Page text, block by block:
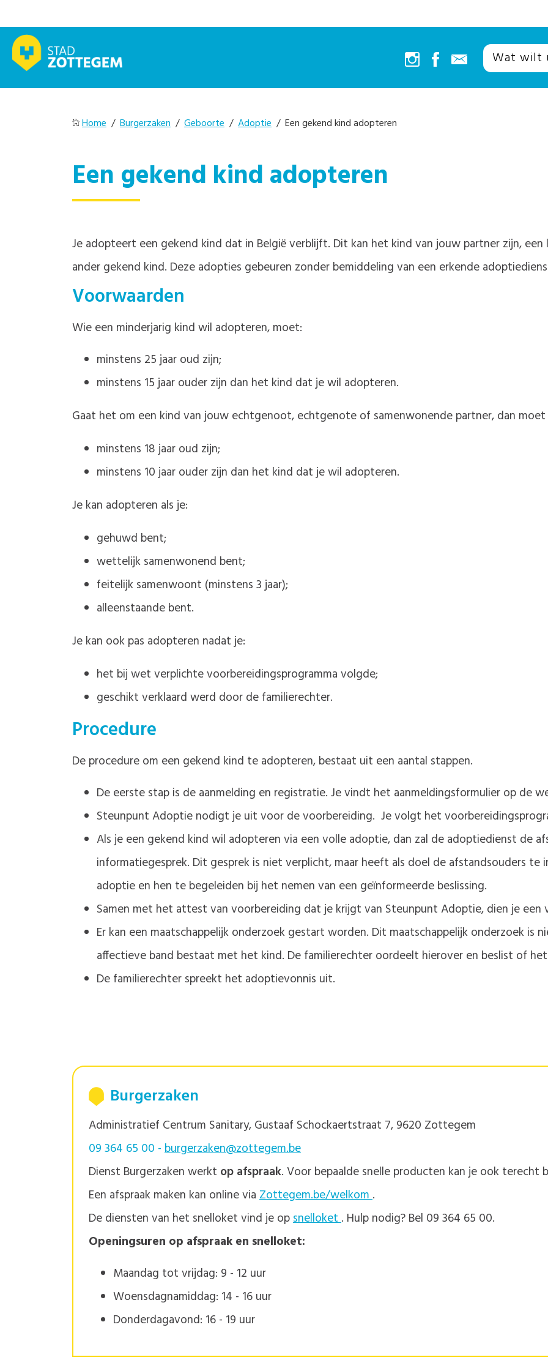
Home / Burgerzaken / Geboorte / Adoptie / Een gekend kind adopteren
Een gekend kind adopteren
Je adopteert een gekend kind dat in België verblijft. Dit kan het kind van jouw partner zijn,
ander gekend kind. Deze adopties gebeuren zonder bemiddeling van een erkende
Voorwaarden
Wie een minderjarig kind wil adopteren, moet:
minstens 25 jaar oud zijn;
minstens 15 jaar ouder zijn dan het kind dat je wil adopteren.
Gaat het om een kind van jouw echtgenoot, echtgenote of samenwonende partner, dan moet
minstens 18 jaar oud zijn;
minstens 10 jaar ouder zijn dan het kind dat je wil adopteren.
Je kan adopteren als je:
gehuwd bent;
wettelijk samenwonend bent;
feitelijk samenwoont (minstens 3 jaar);
alleenstaande bent.
Je kan ook pas adopteren nadat je:
het bij wet verplichte voorbereidingsprogramma volgde;
geschikt verklaard werd door de familierechter.
Procedure
De procedure om een gekend kind te adopteren, bestaat uit een aantal stappen.
De eerste stap is de aanmelding en registratie. Je vindt het aanmeldingsformulier op de
Steunpunt Adoptie nodigt je uit voor de voorbereiding. Je volgt het
Als je een gekend kind wil adopteren via een volle adoptie, dan zal de adoptiedienst de
informatiegesprek. Dit gesprek is niet verplicht, maar heeft als doel de afstandsouders
adoptie en hen te begeleiden bij het nemen van een geïnformeerde beslissing.
Samen met het attest van voorbereiding dat je krijgt van Steunpunt Adoptie, dien je een
Er kan een maatschappelijk onderzoek gestart worden. Dit maatschappelijk onderzoek is
affectieve band bestaat met het kind. De familierechter oordeelt hierover en beslist of
De familierechter spreekt het adoptievonnis uit.
Burgerzaken
Administratief Centrum Sanitary, Gustaaf Schockaertstraat 7, 9620 Zottegem
09 364 65 00 - burgerzaken@zottegem.be
Dienst Burgerzaken werkt op afspraak. Voor bepaalde snelle producten kan je ook terecht
Een afspraak maken kan online via Zottegem.be/welkom.
De diensten van het snelloket vind je opsnelloket. Hulp nodig? Bel 09 364 65 00.
Openingsuren op afspraak en snelloket:
Maandag tot vrijdag: 9 - 12 uur
Woensdagnamiddag: 14 - 16 uur
Donderdagavond: 16 - 19 uur